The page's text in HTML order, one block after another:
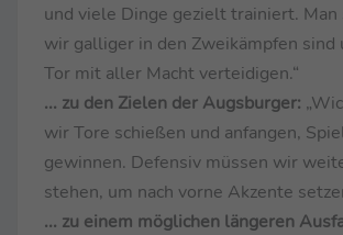
und viele Dinge gezielt trainiert. Man
wir galliger in den Zweikämpfen sind
Tor mit aller Macht verteidigen.“
... zu den Zielen der Augsburger:
wir Tore schießen und anfangen,
gewinnen. Defensiv müssen wir
stehen, um nach vorne Akzente
... zu einem möglichen längeren